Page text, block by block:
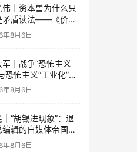
伟｜资本兽为什么只
矛盾读法——《价值
机：〈资本论〉体系
赜》解读之六
年8月6日
军｜战争“恐怖主义
恐怖主义“工业化”
年混合冲突模式
年8月6日
“胡锡进现象”：退
编辑的自媒体帝国与
界之问
年8月6日